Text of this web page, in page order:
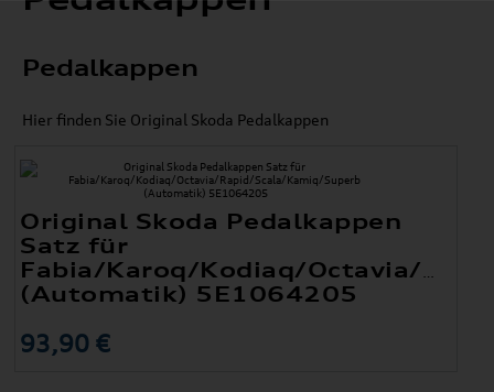
Pedalkappen
Hier finden Sie Original Skoda Pedalkappen
Original Skoda Pedalkappen
Satz für
Fabia/Karoq/Kodiaq/Octavia/
(Automatik) 5E1064205
93,90 €